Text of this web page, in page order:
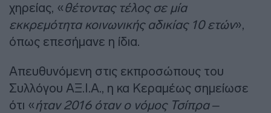
χηρείας, «θέτοντας τέλος σε μία
εκκρεμότητα κοινωνικής αδικίας 10 ετών»,
όπως επεσήμανε η ίδια.
Απευθυνόμενη στις εκπροσώπους του
Συλλόγου ΑΞ.Ι.Α., η κα Κεραμέως σημείωσε
ότι «ήταν 2016 όταν ο νόμος Τσίπρα –